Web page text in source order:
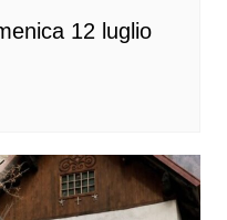
12 luglio